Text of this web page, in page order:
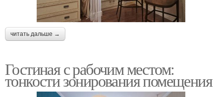
читать дальше →
Гостиная с рабочим местом:
тонкости зонирования помещения